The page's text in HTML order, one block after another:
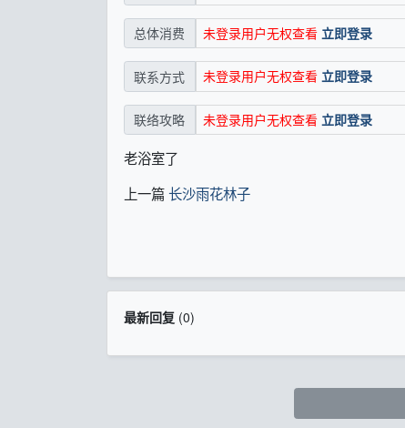
总体消费 未登录用户无权查看 立即登录
联系方式 未登录用户无权查看 立即登录
联络攻略 未登录用户无权查看 立即登录
老浴室了
上一篇 长沙雨花林子
最新回复(0)